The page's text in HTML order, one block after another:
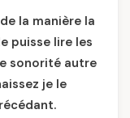
la manière la
puisse lire les
sonorité autre
je le